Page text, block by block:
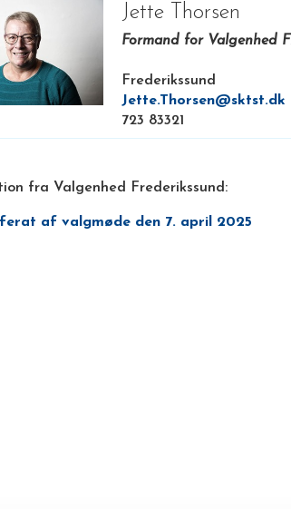
Jette Thorsen
Formand for Valgenhed
Frederikssund
Jette.Thorsen@sktst.dk
723 83321
fra Valgenhed Frederikssund:
af valgmøde den 7. april 2025